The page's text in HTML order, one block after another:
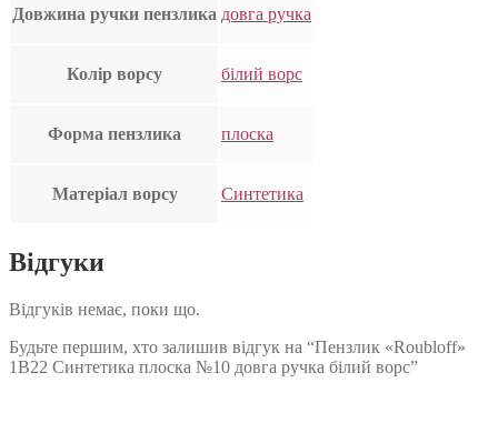
Довжина ручки пензлика довга ручка
Колір ворсу білий ворс
Форма пензлика плоска
Матеріал ворсу Синтетика
Відгуки
Відгуків немає, поки що.
Будьте першим, хто залишив відгук на “Пензлик «Roubloff»
1В22 Синтетика плоска №10 довга ручка білий ворс”